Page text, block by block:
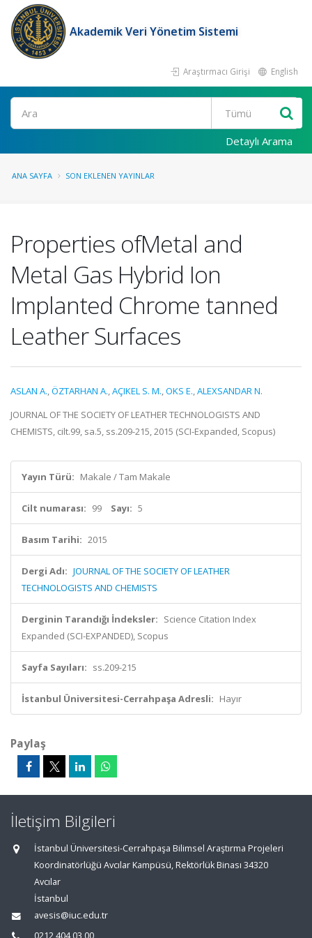
Akademik Veri Yönetim Sistemi
Araştırmacı Girişi English
Ara
Detaylı Arama
ANA SAYFA SON EKLENEN YAYINLAR
Properties ofMetal and
Metal Gas Hybrid Ion
Implanted Chrome tanned
Leather Surfaces
ASLAN A.,ÖZTARHAN A.,AÇIKEL S. M.,OKS E.,ALEXSANDAR N.
JOURNAL OF THE SOCIETY OF LEATHER TECHNOLOGISTS AND
CHEMISTS, cilt.99, sa.5, ss.209-215, 2015 (SCI-Expanded, Scopus)
Yayın Türü: Makale / Tam Makale
Cilt numarası: 99 Sayı: 5
Basım Tarihi: 2015
Dergi Adı: JOURNAL OF THE SOCIETY OF LEATHER
TECHNOLOGISTS AND CHEMISTS
Derginin Tarandığı İndeksler: Science Citation Index
Expanded (SCI-EXPANDED), Scopus
Sayfa Sayıları: ss.209-215
İstanbul Üniversitesi-Cerrahpaşa Adresli: Hayır
Paylaş
İletişim Bilgileri
İstanbul Üniversitesi-Cerrahpaşa Bilimsel Araştırma Projeleri
Koordinatörlüğü Avcılar Kampüsü, Rektörlük Binası 34320
Avcılar
İstanbul
avesis@iuc.edu.tr
0212 404 03 00